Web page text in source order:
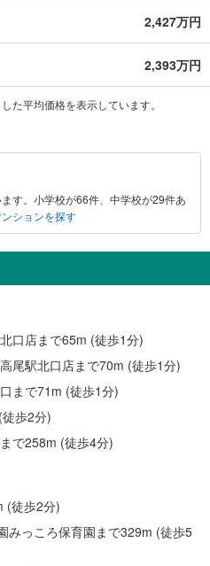
2,427万円
2,393万円
た平均価格を表示しています。
す。小学校が66件、中学校が29件あ
ションを探す
口店まで65m (徒歩1分)
尾駅北口店まで70m (徒歩1分)
まで71m (徒歩1分)
歩2分)
で258m (徒歩4分)
(徒歩2分)
みっころ保育園まで329m (徒歩5